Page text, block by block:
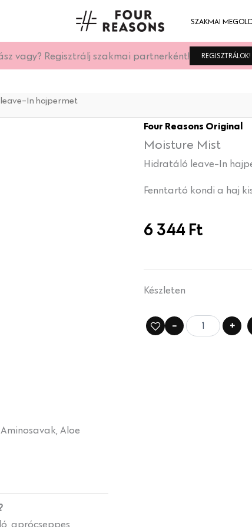
SZAKMAI
vagy? Regisztrálj szakmai partnerként! REGISZTRÁLOK!
In hajpermet
Aloe
aprócseppes,
Four Reasons Original
Moisture Mist
Hidratáló leave-In
Fenntartó kondi a haj
6 344 Ft
Készleten
-
Hidratáló
In
hajpermet
mennyiség
+